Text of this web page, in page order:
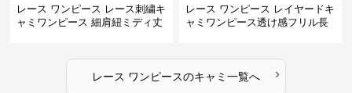
レース ワンピース レース刺繍キ
ャミワンピース 細肩紐ミディ丈
レース ワンピース レイヤードキ
ャミワンピース透け感フリル長
レース ワンピースのキャミ 一覧へ ›